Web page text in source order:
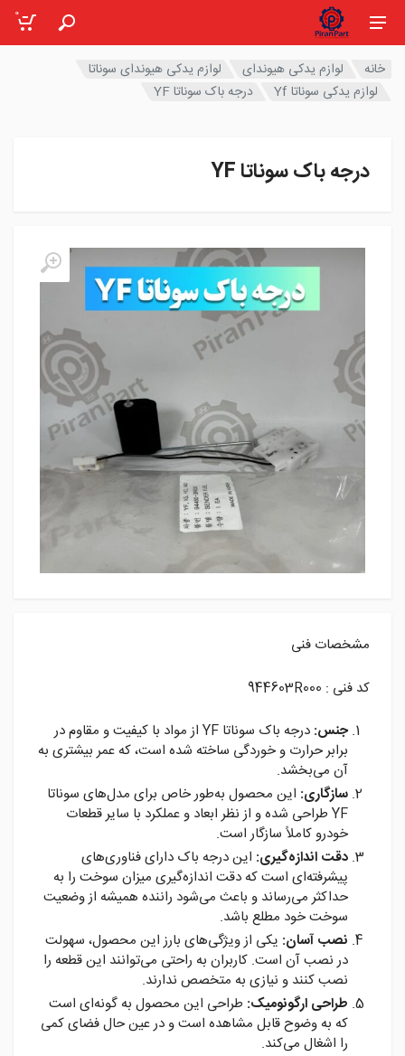
0
خانه لوازم یدکی هیوندای
لوازم یدکی هیوندای سوناتا
لوازم یدکی سوناتا Yf
درجه باک سوناتا YF
درجه باک سوناتا YF
مشخصات فنی
کد فنی : 944603R000
جنس:
درجه باک سوناتا YF از مواد با کیفیت و مقاوم در
برابر حرارت و خوردگی ساخته شده است، که عمر بیشتری به
آن می‌بخشد.
سازگاری: این محصول به‌طور خاص برای مدل‌های سوناتا
YF طراحی شده و از نظر ابعاد و عملکرد با سایر قطعات
خودرو کاملاً سازگار است.
دقت اندازه‌گیری: این درجه باک دارای فناوری‌های
پیشرفته‌ای است که دقت اندازه‌گیری میزان سوخت را به
حداکثر می‌رساند و باعث می‌شود راننده همیشه از وضعیت
سوخت خود مطلع باشد.
نصب آسان: یکی از ویژگی‌های بارز این محصول، سهولت
در نصب آن است. کاربران به راحتی می‌توانند این قطعه را
نصب کنند و نیازی به متخصص ندارند.
طراحی ارگونومیک: طراحی این محصول به گونه‌ای است
که به وضوح قابل مشاهده است و در عین حال فضای کمی
را اشغال می‌کند.